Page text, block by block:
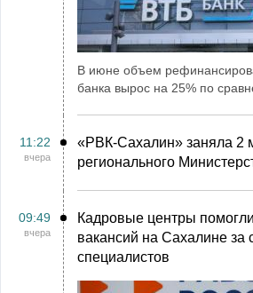
В июне объем
банка вырос на 25% по
11:22
вчера
«РВК‑Сахалин» заняла 2
регионального
09:49
вчера
Кадровые центры
вакансий на Сахалине за
специалистов